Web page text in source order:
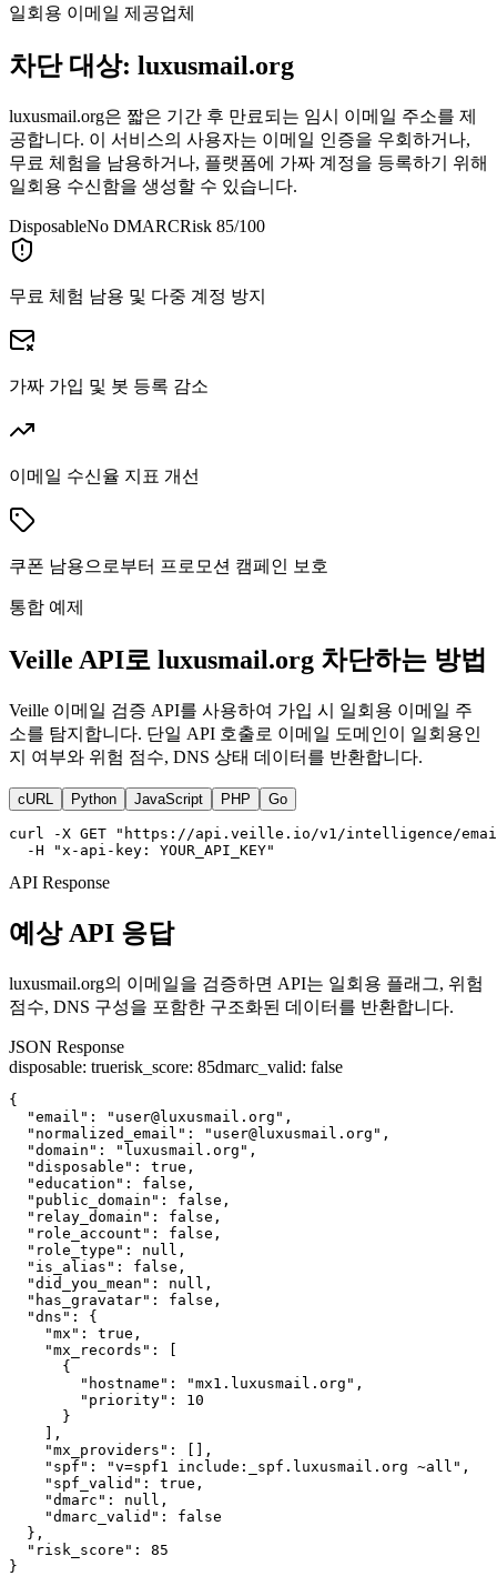
일회용 이메일 제공업체
차단 대상: luxusmail.org
luxusmail.org은 짧은 기간 후 만료되는 임시 이메일 주소를 제
공합니다. 이 서비스의 사용자는 이메일 인증을 우회하거나,
무료 체험을 남용하거나, 플랫폼에 가짜 계정을 등록하기 위해
일회용 수신함을 생성할 수 있습니다.
DisposableNo DMARCRisk 85/100
무료 체험 남용 및 다중 계정 방지
가짜 가입 및 봇 등록 감소
이메일 수신율 지표 개선
쿠폰 남용으로부터 프로모션 캠페인 보호
통합 예제
Veille API로 luxusmail.org 차단하는 방법
Veille 이메일 검증 API를 사용하여 가입 시 일회용 이메일 주
소를 탐지합니다. 단일 API 호출로 이메일 도메인이 일회용인
지 여부와 위험 점수, DNS 상태 데이터를 반환합니다.
cURL Python JavaScript PHP Go
curl -X GET "https://api.veille.io/v1/intelligence/
  -H "x-api-key: YOUR_API_KEY"
API Response
예상 API 응답
luxusmail.org의 이메일을 검증하면 API는 일회용 플래그, 위험
점수, DNS 구성을 포함한 구조화된 데이터를 반환합니다.
JSON Response
disposable: truerisk_score: 85dmarc_valid: false
{
  "email": "user@luxusmail.org",
  "normalized_email": "user@luxusmail.org",
  "domain": "luxusmail.org",
  "disposable": true,
  "education": false,
  "public_domain": false,
  "relay_domain": false,
  "role_account": false,
  "role_type": null,
  "is_alias": false,
  "did_you_mean": null,
  "has_gravatar": false,
  "dns": {
    "mx": true,
    "mx_records": [
      {
        "hostname": "mx1.luxusmail.org",
        "priority": 10
      }
    ],
    "mx_providers": [],
    "spf": "v=spf1 include:_spf.luxusmail.org ~all",
    "spf_valid": true,
    "dmarc": null,
    "dmarc_valid": false
  },
  "risk_score": 85
}